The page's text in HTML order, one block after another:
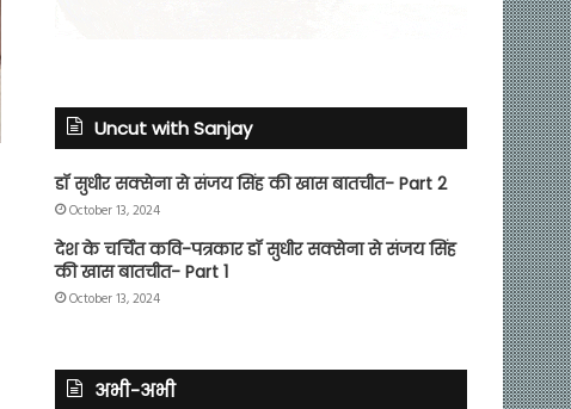
Uncut with Sanjay
डॉ सुधीर सक्सेना से संजय सिंह की खास बातचीत- Part 2
October 13, 2024
देश के चर्चित कवि-पत्रकार डॉ सुधीर सक्सेना से संजय सिंह
की खास बातचीत- Part 1
October 13, 2024
अभी-अभी